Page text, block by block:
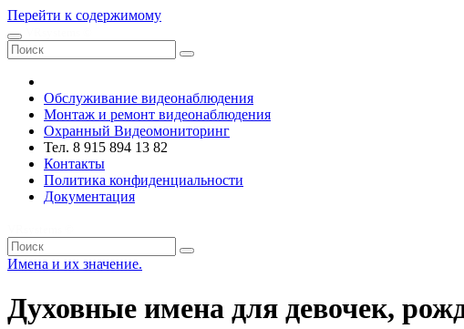
Перейти к содержимому
Обслуживание видеонаблюдения
Монтаж и ремонт видеонаблюдения
Охранный Видеомониторинг
Тел. 8 915 894 13 82
Контакты
Политика конфиденциальности
Документация
Имена и их значение.
Духовные имена для девочек,